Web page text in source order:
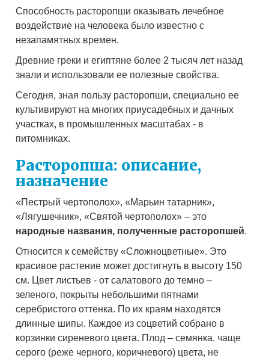
Способность расторопши оказывать лечебное
воздействие на человека было известно с
незапамятных времен.
Древние греки и египтяне более 2 тысяч лет назад
знали и использовали ее полезные свойства.
Сегодня, зная пользу расторопши, специально ее
культивируют на многих приусадебных и дачных
участках, в промышленных масштабах - в
питомниках.
Расторопша: описание,
назначение
«Пестрый чертополох», «Марьин татарник»,
«Лягушечник», «Святой чертополох» – это
народные названия, полученные расторопшей.
Относится к семейству «Сложноцветные». Это
красивое растение может достигнуть в высоту 150
см. Цвет листьев - от салатового до темно –
зеленого, покрыты небольшими пятнами
серебристого оттенка. По их краям находятся
длинные шипы. Каждое из соцветий собрано в
корзинки сиреневого цвета. Плод – семянка, чаще
серого (реже черного, коричневого) цвета, не